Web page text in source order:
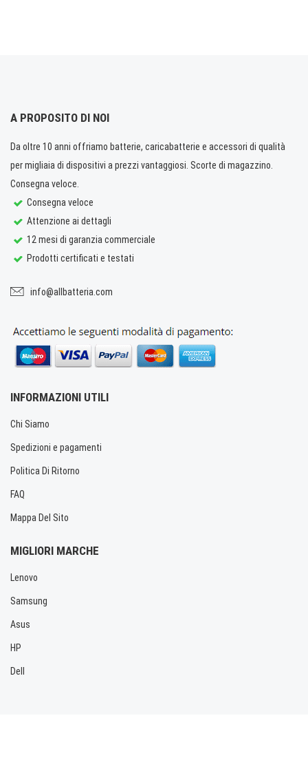
A PROPOSITO DI NOI
Da oltre 10 anni offriamo batterie, caricabatterie e accessori di qualità
per migliaia di dispositivi a prezzi vantaggiosi. Scorte di magazzino.
Consegna veloce.
Consegna veloce
Attenzione ai dettagli
12 mesi di garanzia commerciale
Prodotti certificati e testati
info@allbatteria.com
INFORMAZIONI UTILI
Chi Siamo
Spedizioni e pagamenti
Politica Di Ritorno
FAQ
Mappa Del Sito
MIGLIORI MARCHE
Lenovo
Samsung
Asus
HP
Dell